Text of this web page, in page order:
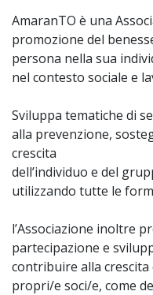
AmaranTO è una
promozione del
persona nella sua
nel contesto sociale e
Sviluppa tematiche di
alla prevenzione,
crescita
dell’individuo e del
utilizzando tutte le
l’Associazione inoltre
partecipazione e
contribuire alla crescita
propri/e soci/e, come